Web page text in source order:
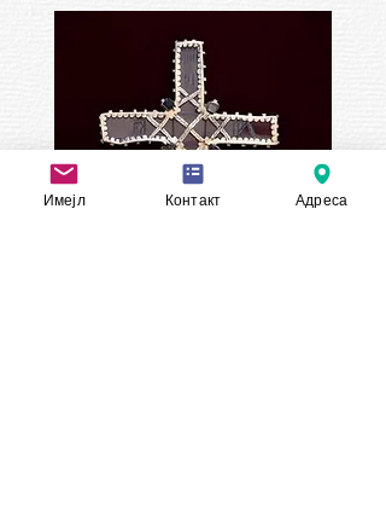
Имејл Контакт Адреса